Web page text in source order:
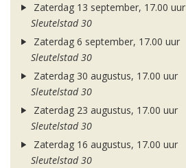
Zaterdag 13 september, 17.00 uur
Sleutelstad 30
Zaterdag 6 september, 17.00 uur
Sleutelstad 30
Zaterdag 30 augustus, 17.00 uur
Sleutelstad 30
Zaterdag 23 augustus, 17.00 uur
Sleutelstad 30
Zaterdag 16 augustus, 17.00 uur
Sleutelstad 30